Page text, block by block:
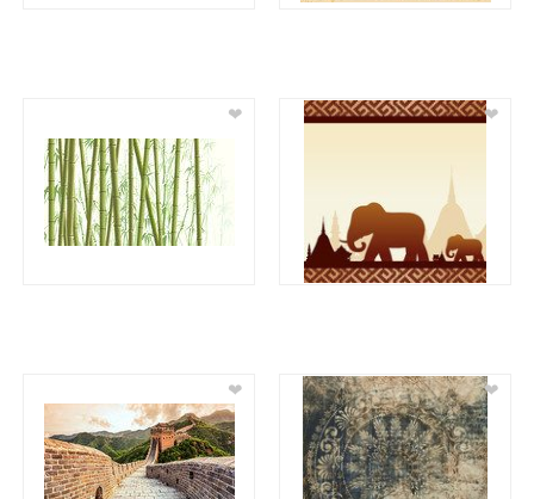
❤ ❤
❤ ❤